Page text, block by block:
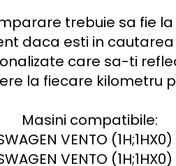
trebuie sa fie
daca esti in
care sa-ti
la fiecare kilometru
Masini compatibile:
VENTO (1H;1HX0)
VENTO (1H;1HX0)